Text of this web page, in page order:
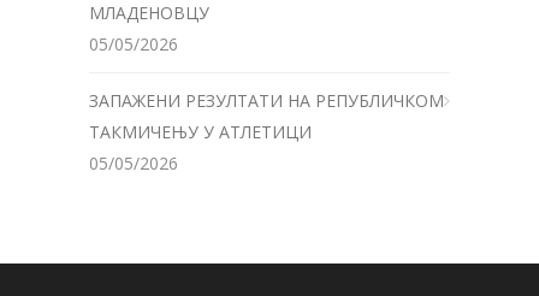
МЛАДЕНОВЦУ
05/05/2026
ЗАПАЖЕНИ РЕЗУЛТАТИ НА РЕПУБЛИЧКОМ
ТАКМИЧЕЊУ У АТЛЕТИЦИ
05/05/2026